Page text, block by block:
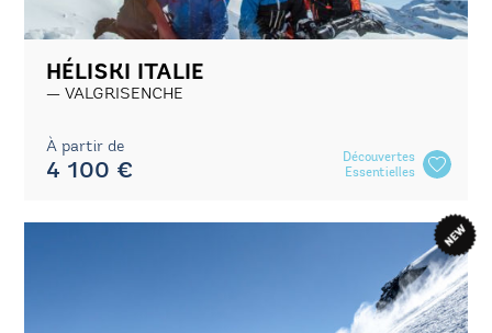
HÉLISKI ITALIE
VALGRISENCHE
À partir de
4 100 €
Découvertes
Essentielles